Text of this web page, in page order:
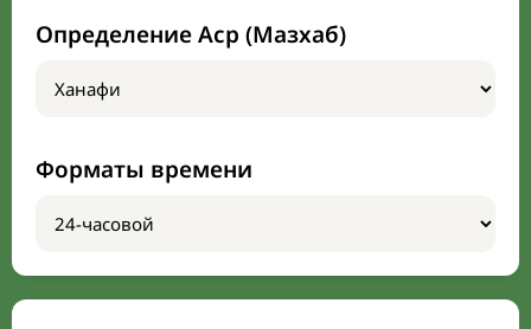
Определение Аср (Мазхаб)
Форматы времени